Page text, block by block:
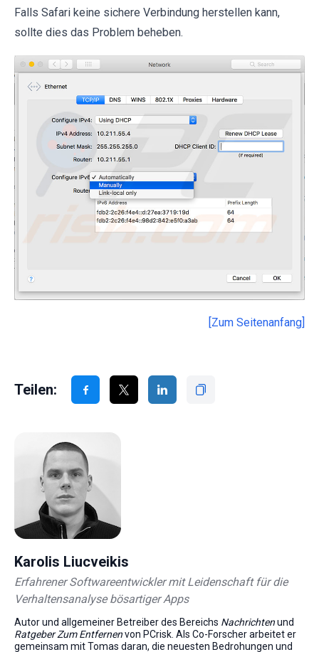
Falls Safari keine sichere Verbindung herstellen kann,
sollte dies das Problem beheben.
[Zum Seitenanfang]
Teilen:
Karolis Liucveikis
Erfahrener Softwareentwickler mit Leidenschaft für die
Verhaltensanalyse bösartiger Apps
Autor und allgemeiner Betreiber des Bereichs Nachrichtenund
Ratgeber Zum Entfernenvon PCrisk. Als Co-Forscher arbeitet er
gemeinsam mit Tomas daran, die neuesten Bedrohungen und